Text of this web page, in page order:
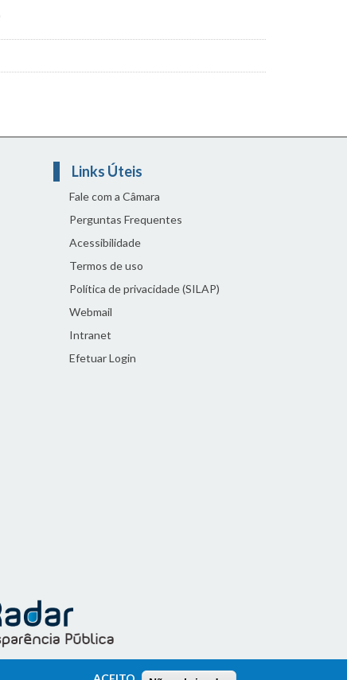
Links Úteis
Fale com a Câmara
Perguntas Frequentes
Acessibilidade
Termos de uso
Política de privacidade (SILAP)
Webmail
Intranet
Efetuar Login